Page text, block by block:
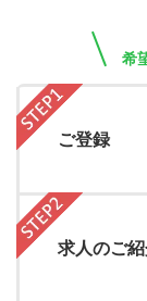
希
ご登録
求人のご